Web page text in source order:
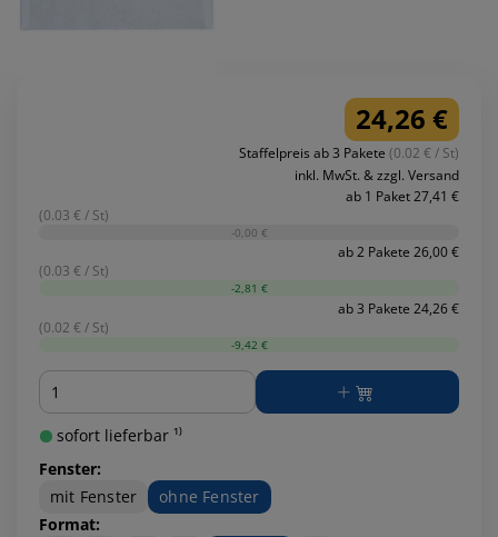
24,26 €
Staffelpreis ab 3 Pakete (0.02 € / St)
inkl. MwSt. & zzgl. Versand
ab 1 Paket 27,41 €
(0.03 € / St)
-0,00 €
ab 2 Pakete 26,00 €
(0.03 € / St)
-2,81 €
ab 3 Pakete 24,26 €
(0.02 € / St)
-9,42 €
Menge
sofort lieferbar ¹⁾
Fenster:
mit Fenster
ohne Fenster
Format: